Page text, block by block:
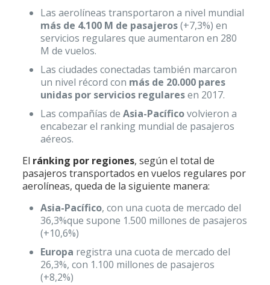
Las aerolíneas transportaron a nivel mundial
más de 4.100 M de pasajeros(+7,3%) en
servicios regulares que aumentaron en 280
M de vuelos.
Las ciudades conectadas también marcaron
un nivel récord con más de 20.000 pares
unidas por servicios regularesen 2017.
Las compañías de Asia-Pacíficovolvieron a
encabezar el ranking mundial de pasajeros
aéreos.
El ránking por regiones, según el total de
pasajeros transportados en vuelos regulares por
aerolíneas, queda de la siguiente manera:
Asia-Pacífico, con una cuota de mercado del
36,3%que supone 1.500 millones de pasajeros
(+10,6%)
Europa registra una cuota de mercado del
26,3%, con 1.100 millones de pasajeros
(+8,2%)